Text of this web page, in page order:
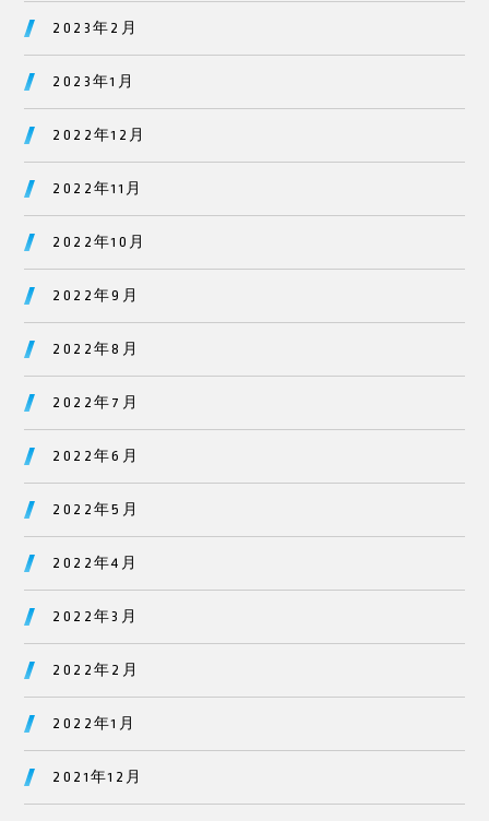
2023年2月
2023年1月
2022年12月
2022年11月
2022年10月
2022年9月
2022年8月
2022年7月
2022年6月
2022年5月
2022年4月
2022年3月
2022年2月
2022年1月
2021年12月